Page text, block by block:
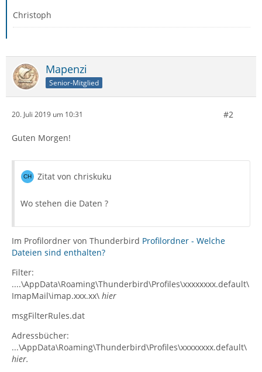
Christoph
Mapenzi
Senior-Mitglied
20. Juli 2019 um 10:31 #2
Guten Morgen!
Zitat von chriskuku
Wo stehen die Daten ?
Im Profilordner von Thunderbird Profilordner - Welche
Dateien sind enthalten?
Filter:
....\AppData\Roaming\Thunderbird\Profiles\xxxxxxxx.default\
ImapMail\imap.xxx.xx\ hier
msgFilterRules.dat
Adressbücher:
...\AppData\Roaming\Thunderbird\Profiles\xxxxxxxx.default\
hier.